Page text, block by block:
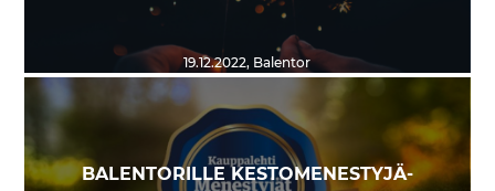
19.12.2022, Balentor
BALENTORILLE KESTOMENESTYJÄ-